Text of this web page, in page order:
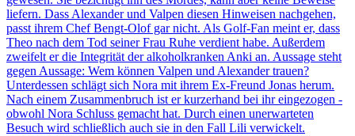
liefern. Dass Alexander und Valpen diesen Hinweisen nachgehen,
passt ihrem Chef Bengt-Olof gar nicht. Als Golf-Fan meint er, dass
Theo nach dem Tod seiner Frau Ruhe verdient habe. Außerdem
zweifelt er die Integrität der alkoholkranken Anki an. Aussage steht
gegen Aussage: Wem können Valpen und Alexander trauen?
Unterdessen schlägt sich Nora mit ihrem Ex-Freund Jonas herum.
Nach einem Zusammenbruch ist er kurzerhand bei ihr eingezogen -
obwohl Nora Schluss gemacht hat. Durch einen unerwarteten
Besuch wird schließlich auch sie in den Fall Lili verwickelt.